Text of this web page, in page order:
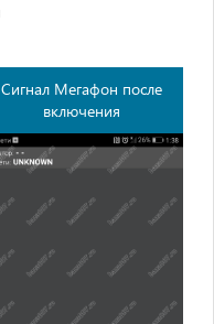
Сигнал Мегафон после
включения